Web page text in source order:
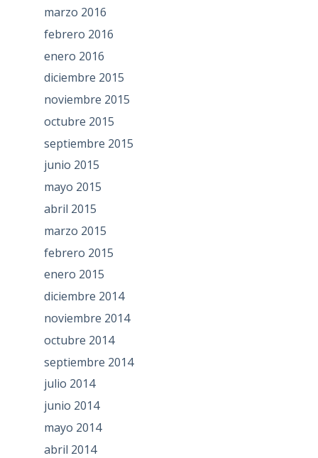
marzo 2016
febrero 2016
enero 2016
diciembre 2015
noviembre 2015
octubre 2015
septiembre 2015
junio 2015
mayo 2015
abril 2015
marzo 2015
febrero 2015
enero 2015
diciembre 2014
noviembre 2014
octubre 2014
septiembre 2014
julio 2014
junio 2014
mayo 2014
abril 2014